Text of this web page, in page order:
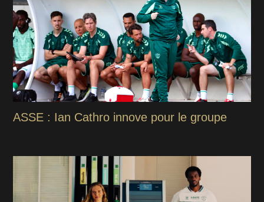
ASSE : Ian Cathro innove pour le groupe